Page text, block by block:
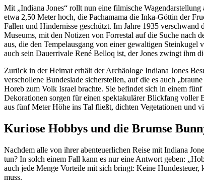
Mit „Indiana Jones“ rollt nun eine filmische
etwa 2,50 Meter hoch, die Pachamama die Inka-Göttin der
Fallen und Hindernisse geschützt. Im Jahre 1935
Museums, mit den Notizen von Forrestal auf die Suche nach
aus, die den Tempelausgang von einer gewaltigen
auch sein Dauerrivale René Belloq ist, der Jones zwingt ihm
Zurück in der Heimat erhält der Archäologe Indiana Jones
verschollene Bundeslade sicherstellen, auf die es auch
Horeb zum Volk Israel brachte. Sie befindet sich in einem
Dekorationen sorgen für einen spektakulärer Blickfang voller
aus fünf Meter Höhe ins Tal fließt, dichten Vegetationen und
Kuriose Hobbys und die Brumse
Nachdem alle von ihrer abenteuerlichen Reise mit Indiana
tun? In solch einem Fall kann es nur eine Antwort geben:
auch jede Menge Vorteile mit sich bringt: Keine
muss.